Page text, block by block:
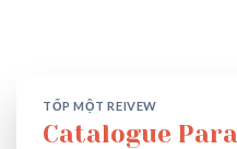
TỐP MỘT REIVEW
Catalogue